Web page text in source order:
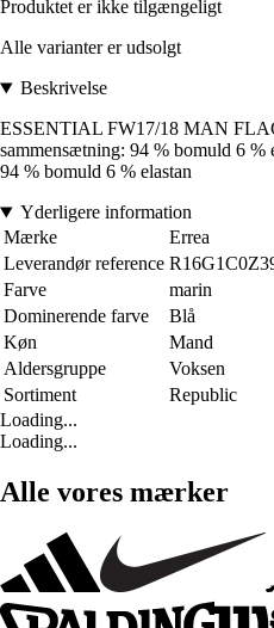
Produktet er ikke tilgængeligt
Alle varianter er udsolgt
Beskrivelse
ESSENTIAL FW17/18 MAN
sammensætning: 94 % bomuld 6 %
94 % bomuld 6 % elastan
Yderligere information
Mærke
Errea
Leverandør reference
Farve
marin
Dominerende farve
Blå
Køn
Mand
Aldersgruppe
Voksen
Sortiment
Republic
Loading...
Loading...
Alle vores mærker